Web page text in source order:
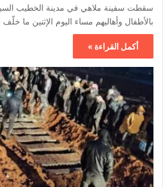
سقطت سفينة ملاهي في مدينة الخطيب
بالأطفال وأهاليهم مساء اليوم الإثنين ما
أكمل القراءة »